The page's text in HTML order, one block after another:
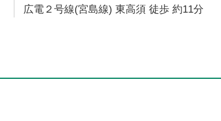
広電２号線(宮島線) 東高須 徒歩 約11分